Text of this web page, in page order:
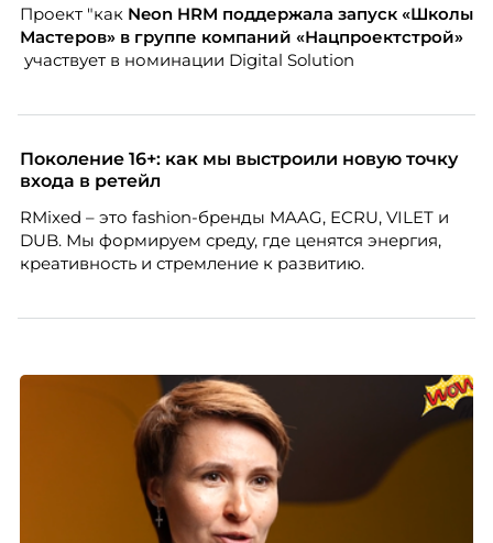
Проект "какNeon HRM поддержала запуск «Школы
Мастеров» в группе компаний «Нацпроектстрой»
участвует в номинации Digital Solution
Поколение 16+: как мы выстроили новую точку
входа в ретейл
RMixed – это fashion-бренды MAAG, ECRU, VILET и
DUB. Мы формируем среду, где ценятся энергия,
креативность и стремление к развитию.